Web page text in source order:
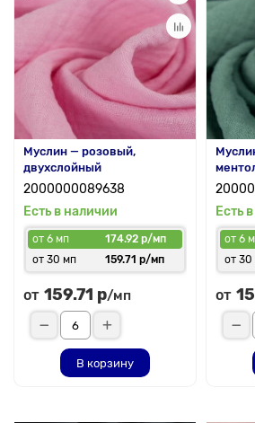
Муслин — розовый,
двухслойный
2000000089638
Есть в наличии
от 6 мп
174.92 р/мп
от 30 мп
159.71 р/мп
от 159.71 р/мп
В корзину
Есть
от 6
от 30
от